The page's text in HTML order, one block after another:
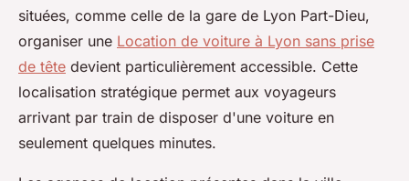
situées, comme celle de la gare de Lyon Part-Dieu,
organiser une Location de voiture à Lyon sans prise
de tête devient particulièrement accessible. Cette
localisation stratégique permet aux voyageurs
arrivant par train de disposer d'une voiture en
seulement quelques minutes.